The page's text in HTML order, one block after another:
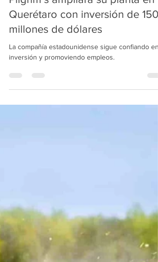
Jenny Valadez
1 min de lectura
Pilgrim’s ampliará su planta en
Querétaro con inversión de 150
millones de dólares
La compañía estadounidense sigue confiando en
inversión y promoviendo empleos.